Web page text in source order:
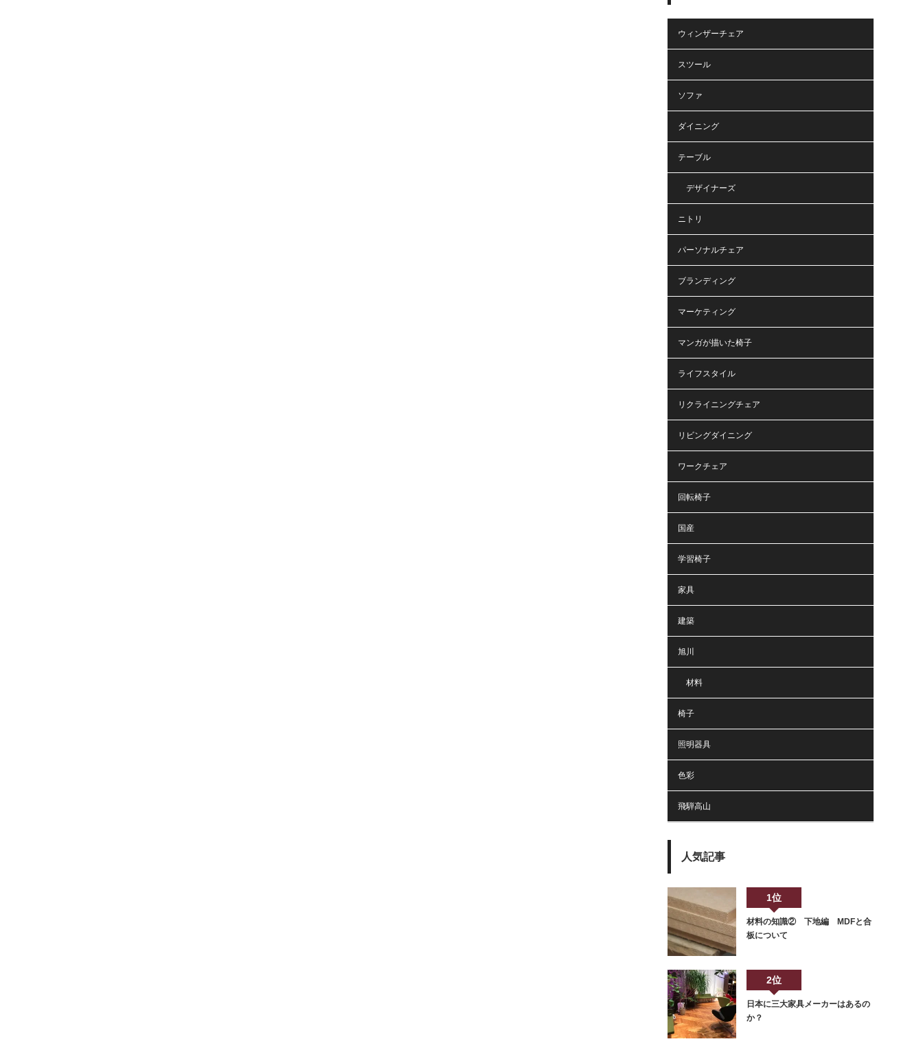
ウィンザーチェア
スツール
ソファ
ダイニング
テーブル
デザイナーズ
ニトリ
パーソナルチェア
ブランディング
マーケティング
マンガが描いた椅子
ライフスタイル
リクライニングチェア
リビングダイニング
ワークチェア
回転椅子
国産
学習椅子
家具
建築
旭川
材料
椅子
照明器具
色彩
飛騨高山
人気記事
1位
材料の知識② 下地編 MDFと合
板について
2位
日本に三大家具メーカーはあるの
か？